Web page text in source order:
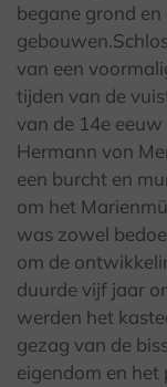
begane grond
van een
tijden van de
van de 14e
Hermann von
een burcht en
om het
was zowel
om de
duurde vijf jaar
werden het
gezag van de
eigendom en het